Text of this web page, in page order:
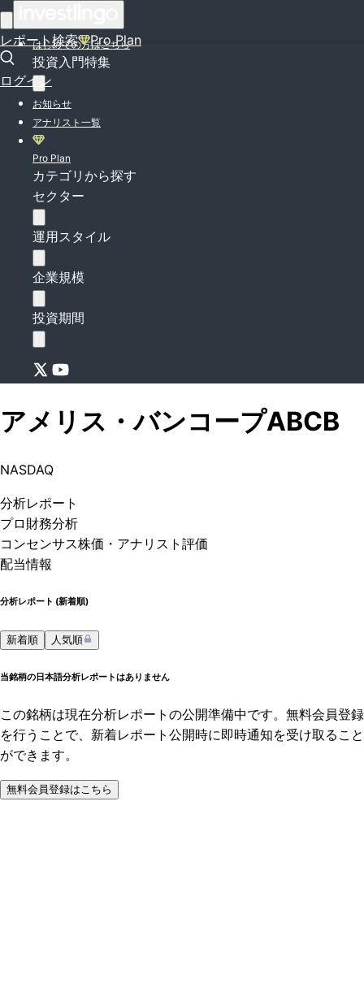
レポート検索 Pro Plan
ログイン
はじめての方はこちら
投資入門特集
お知らせ
アナリスト一覧
Pro Plan
カテゴリから探す
セクター
運用スタイル
企業規模
投資期間
アメリス・バンコープABCB
NASDAQ
分析レポート
プロ 財務分析
コンセンサス株価 ・アナリスト評価
配当情報
分析レポート (新着順)
新着順 人気順
当銘柄の日本語分析レポートはありません
この銘柄は現在分析レポートの公開準備中です。無料会員登録
を行うことで、新着レポート公開時に即時通知を受け取ること
ができます。
無料会員登録はこちら